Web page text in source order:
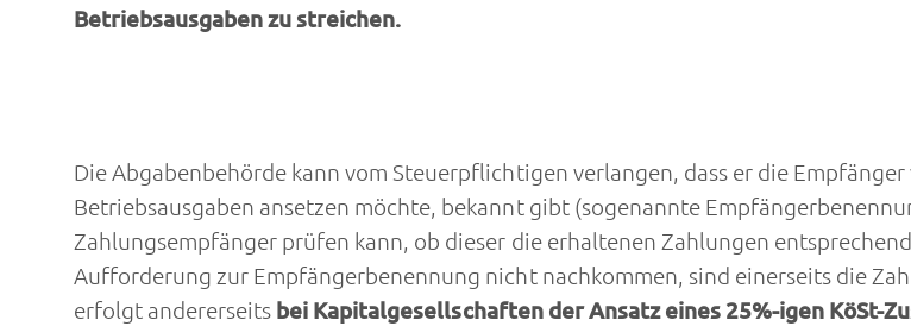
Betriebsausgaben zu streichen.
Die Abgabenbehörde kann vom Steuerpflichtigen verlangen, dass er die
Betriebsausgaben ansetzen möchte, bekannt gibt (sogenannte
Zahlungsempfänger prüfen kann, ob dieser die erhaltenen Zahlungen
Aufforderung zur Empfängerbenennung nicht nachkommen, sind einerseits die
erfolgt andererseits bei Kapitalgesellschaften der Ansatz eines 25%-igen KöSt-